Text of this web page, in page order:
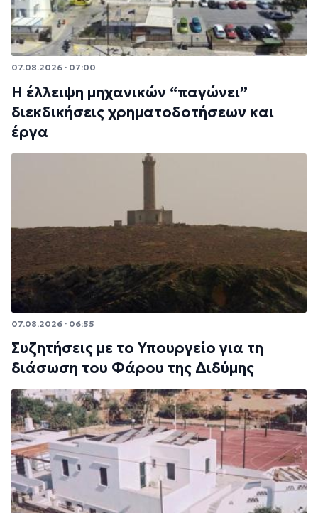
07.08.2026 · 07:00
Η έλλειψη μηχανικών “παγώνει”
διεκδικήσεις χρηματοδοτήσεων και
έργα
07.08.2026 · 06:55
Συζητήσεις με το Υπουργείο για τη
διάσωση του Φάρου της Διδύμης